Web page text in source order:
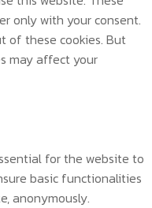
only with your consent.
of these cookies. But
may affect your
for the website to
basic functionalities
anonymously.